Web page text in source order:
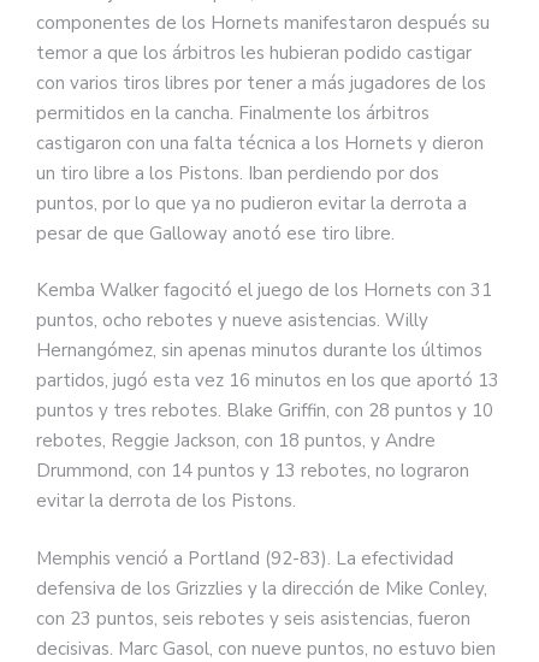
componentes de los Hornets manifestaron después su
temor a que los árbitros les hubieran podido castigar
con varios tiros libres por tener a más jugadores de los
permitidos en la cancha. Finalmente los árbitros
castigaron con una falta técnica a los Hornets y dieron
un tiro libre a los Pistons. Iban perdiendo por dos
puntos, por lo que ya no pudieron evitar la derrota a
pesar de que Galloway anotó ese tiro libre.
Kemba Walker fagocitó el juego de los Hornets con 31
puntos, ocho rebotes y nueve asistencias. Willy
Hernangómez, sin apenas minutos durante los últimos
partidos, jugó esta vez 16 minutos en los que aportó 13
puntos y tres rebotes. Blake Griffin, con 28 puntos y 10
rebotes, Reggie Jackson, con 18 puntos, y Andre
Drummond, con 14 puntos y 13 rebotes, no lograron
evitar la derrota de los Pistons.
Memphis venció a Portland (92-83). La efectividad
defensiva de los Grizzlies y la dirección de Mike Conley,
con 23 puntos, seis rebotes y seis asistencias, fueron
decisivas. Marc Gasol, con nueve puntos, no estuvo bien